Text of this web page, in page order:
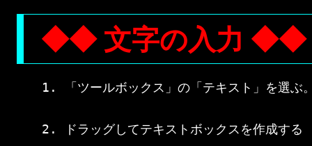
◆◆ 文字の入力 ◆◆
1. 「ツールボックス」の「テキスト」を選ぶ
2. ドラッグしてテキストボックスを作成する